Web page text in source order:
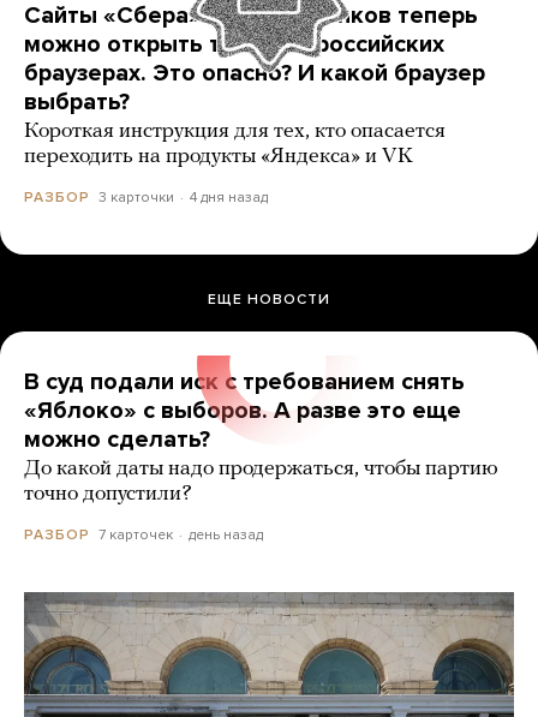
Сайты «Сбера» и других банков теперь
можно открыть только в российских
браузерах. Это опасно? И какой браузер
выбрать?
Короткая инструкция для тех, кто опасается
переходить на продукты «Яндекса» и VK
РАЗБОР 3 карточки 4 дня назад
ЕЩЕ НОВОСТИ
В суд подали иск с требованием снять
«Яблоко» с выборов. А разве это еще
можно сделать?
До какой даты надо продержаться, чтобы партию
точно допустили?
РАЗБОР 7 карточек день назад